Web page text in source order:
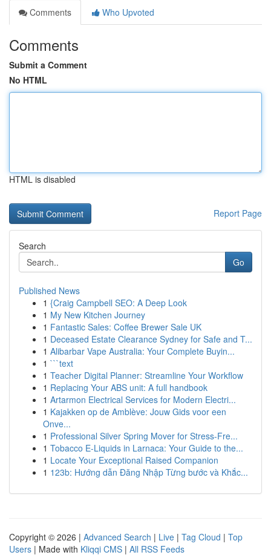
Comments
Who Upvoted
Comments
Submit a Comment
No HTML
HTML is disabled
Report Page
Search
Go
Published News
1 {Craig Campbell SEO: A Deep Look
1 My New Kitchen Journey
1 Fantastic Sales: Coffee Brewer Sale UK
1 Deceased Estate Clearance Sydney for Safe and T...
1 Alibarbar Vape Australia: Your Complete Buyin...
1 ```text
1 Teacher Digital Planner: Streamline Your Workflow
1 Replacing Your ABS unit: A full handbook
1 Artarmon Electrical Services for Modern Electri...
1 Kajakken op de Amblève: Jouw Gids voor een
Onve...
1 Professional Silver Spring Mover for Stress-Fre...
1 Tobacco E-Liquids in Larnaca: Your Guide to the...
1 Locate Your Exceptional Raised Companion
1 123b: Hướng dẫn Đăng Nhập Từng bước và Khắc...
Copyright © 2026 | Advanced Search | Live | Tag Cloud | Top
Users | Made with Kliqqi CMS | All RSS Feeds